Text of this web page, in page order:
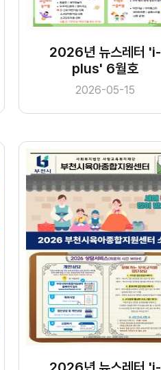
2026년 뉴스레터 'i-
plus' 6월호
2026-05-15